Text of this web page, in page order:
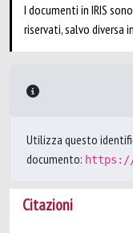
I documenti in IRIS
riservati, salvo diversa
Utilizza questo
documento: https://
Citazioni